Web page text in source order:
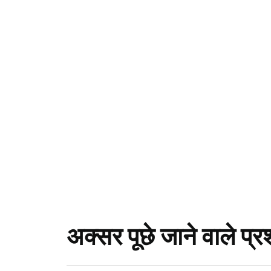
अक्सर पूछे जाने वाले